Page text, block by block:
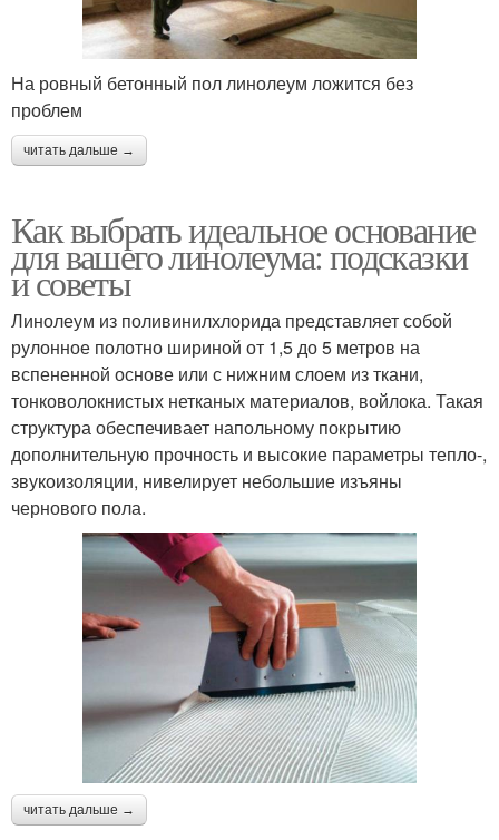
На ровный бетонный пол линолеум ложится без
проблем
читать дальше →
Как выбрать идеальное основание
для вашего линолеума: подсказки
и советы
Линолеум из поливинилхлорида представляет собой
рулонное полотно шириной от 1,5 до 5 метров на
вспененной основе или с нижним слоем из ткани,
тонковолокнистых нетканых материалов, войлока. Такая
структура обеспечивает напольному покрытию
дополнительную прочность и высокие параметры тепло-,
звукоизоляции, нивелирует небольшие изъяны
чернового пола.
читать дальше →